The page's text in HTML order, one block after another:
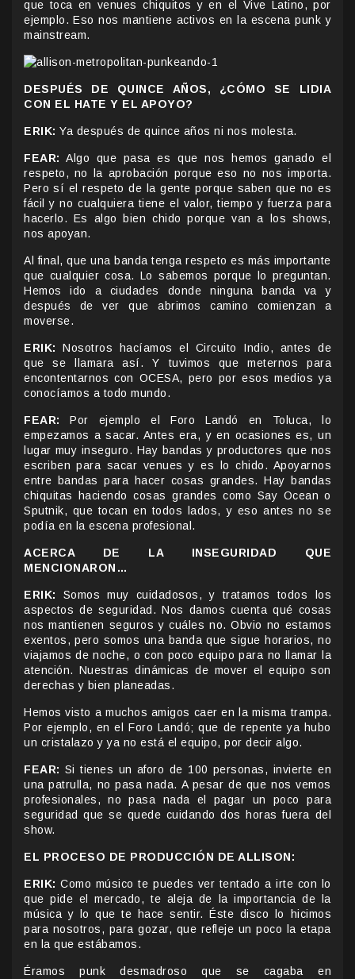
que toca en venues chiquitos y en el Vive Latino, por
ejemplo. Eso nos mantiene activos en la escena punk y
mainstream.
DESPUÉS DE QUINCE AÑOS, ¿CÓMO SE LIDIA
CON EL HATE Y EL APOYO?
ERIK: Ya después de quince años ni nos molesta.
FEAR: Algo que pasa es que nos hemos ganado el
respeto, no la aprobación porque eso no nos importa.
Pero sí el respeto de la gente porque saben que no es
fácil y no cualquiera tiene el valor, tiempo y fuerza para
hacerlo. Es algo bien chido porque van a los shows,
nos apoyan.
Al final, que una banda tenga respeto es más importante
que cualquier cosa. Lo sabemos porque lo preguntan.
Hemos ido a ciudades donde ninguna banda va y
después de ver que abrimos camino comienzan a
moverse.
ERIK: Nosotros hacíamos el Circuito Indio, antes de
que se llamara así. Y tuvimos que meternos para
encontentarnos con OCESA, pero por esos medios ya
conocíamos a todo mundo.
FEAR: Por ejemplo el Foro Landó en Toluca, lo
empezamos a sacar. Antes era, y en ocasiones es, un
lugar muy inseguro. Hay bandas y productores que nos
escriben para sacar venues y es lo chido. Apoyarnos
entre bandas para hacer cosas grandes. Hay bandas
chiquitas haciendo cosas grandes como Say Ocean o
Sputnik, que tocan en todos lados, y eso antes no se
podía en la escena profesional.
ACERCA DE LA INSEGURIDAD QUE
MENCIONARON…
ERIK: Somos muy cuidadosos, y tratamos todos los
aspectos de seguridad. Nos damos cuenta qué cosas
nos mantienen seguros y cuáles no. Obvio no estamos
exentos, pero somos una banda que sigue horarios, no
viajamos de noche, o con poco equipo para no llamar la
atención. Nuestras dinámicas de mover el equipo son
derechas y bien planeadas.
Hemos visto a muchos amigos caer en la misma trampa.
Por ejemplo, en el Foro Landó; que de repente ya hubo
un cristalazo y ya no está el equipo, por decir algo.
FEAR: Si tienes un aforo de 100 personas, invierte en
una patrulla, no pasa nada. A pesar de que nos vemos
profesionales, no pasa nada el pagar un poco para
seguridad que se quede cuidando dos horas fuera del
show.
EL PROCESO DE PRODUCCIÓN DE ALLISON:
ERIK: Como músico te puedes ver tentado a irte con lo
que pide el mercado, te aleja de la importancia de la
música y lo que te hace sentir. Éste disco lo hicimos
para nosotros, para gozar, que refleje un poco la etapa
en la que estábamos.
Éramos punk desmadroso que se cagaba en